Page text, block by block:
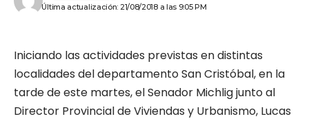
Última actualización: 21/08/2018 a las 9:05 PM
Iniciando las actividades previstas en distintas
localidades del departamento San Cristóbal, en la
tarde de este martes, el Senador Michlig junto al
Director Provincial de Viviendas y Urbanismo, Lucas